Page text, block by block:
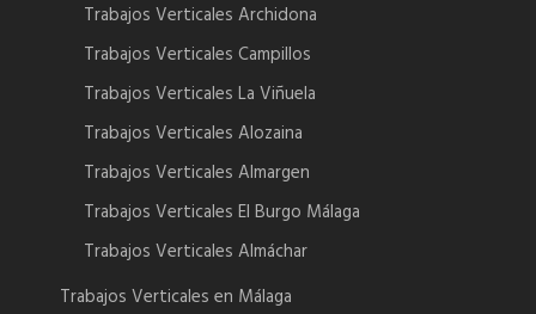
Trabajos Verticales Archidona
Trabajos Verticales Campillos
Trabajos Verticales La Viñuela
Trabajos Verticales Alozaina
Trabajos Verticales Almargen
Trabajos Verticales El Burgo Málaga
Trabajos Verticales Almáchar
Trabajos Verticales en Málaga